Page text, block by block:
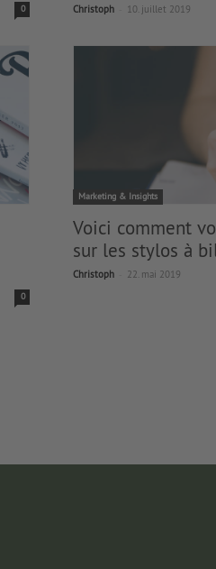
0 Christoph 10. juillet 2019
0
Marketing & Insights
Voici comment
sur les stylos à
Christoph 22. mai 2019